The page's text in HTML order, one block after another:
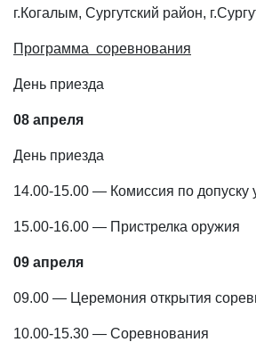
г.Когалым, Сургутский район,
Программа соревнования
День приезда
08 апреля
День приезда
14.00-15.00 — Комиссия по допуску
15.00-16.00 — Пристрелка оружия
09 апреля
09.00 — Церемония открытия
10.00-15.30 — Соревнования